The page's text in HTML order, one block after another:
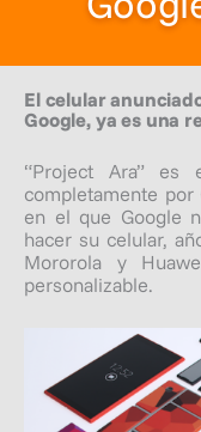
El celular
Google, ya es una
“Project Ara” es
completamente
en el que Google
hacer su celular,
Mororola y
personalizable.